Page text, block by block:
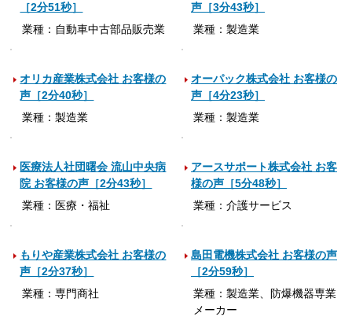
［2分51秒］
業種：自動車中古部品販売業
声［3分43秒］
業種：製造業
オリカ産業株式会社 お客様の
声［2分40秒］
業種：製造業
オーパック株式会社 お客様の
声［4分23秒］
業種：製造業
医療法人社団曙会 流山中央病
院 お客様の声［2分43秒］
業種：医療・福祉
アースサポート株式会社 お客
様の声［5分48秒］
業種：介護サービス
もりや産業株式会社 お客様の
声［2分37秒］
業種：専門商社
島田電機株式会社 お客様の声
［2分59秒］
業種：製造業、防爆機器専業
メーカー